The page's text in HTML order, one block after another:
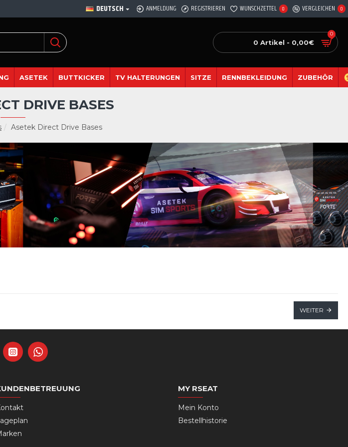
DEUTSCH ANMELDUNG REGISTRIEREN WUNSCHZETTEL 0 VERGLEICHEN 0
0 Artikel - 0,00€
0
ASETEK BUTTKICKER TV HALTERUNGEN SITZE RENNBEKLEIDUNG ZUBEHÖR
Asetek Direct Drive Bases
DRIVE BASES
WEITER
MY RSEAT
Mein Konto
Bestellhistorie